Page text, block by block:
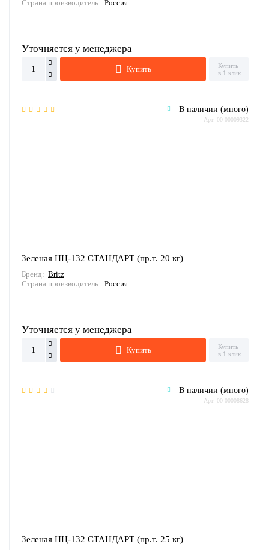
Страна производитель: Россия
Уточняется у менеджера
Купить
Купить
в 1 клик
Зеленая НЦ-132 СТАНДАРТ (пр.т. 20 кг)
Бренд: Britz
Страна производитель: Россия
В наличии (много)
Арт: 00-00009322
Уточняется у менеджера
Купить
Купить
в 1 клик
Зеленая НЦ-132 СТАНДАРТ (пр.т. 25 кг)
В наличии (много)
Арт: 00-00008628